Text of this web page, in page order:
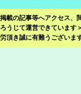
載の記事等へアクセス、
うじて運営できています
頂き誠に有難うございます